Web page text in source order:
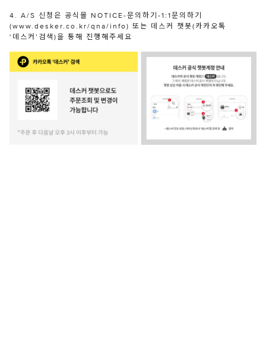
4. A/S 신청은 공식몰 NOTICE-문의하기-1:1문의하기
(www.desker.co.kr/qna/info) 또는 데스커 챗봇(카카오톡
‘데스커’검색)을 통해 진행해주세요